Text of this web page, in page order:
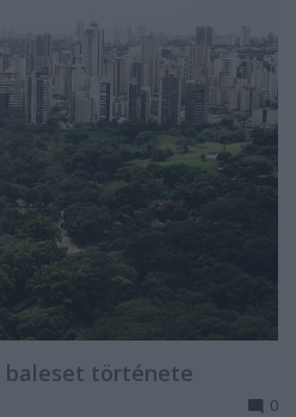
baleset története
0